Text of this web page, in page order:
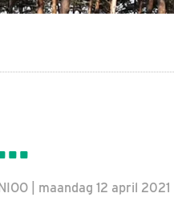
| maandag 12 april 2021 |